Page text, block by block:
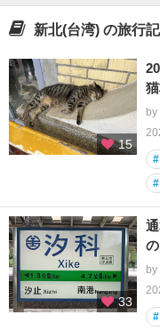
新北(台湾) の旅行記
15
#
#
33
#